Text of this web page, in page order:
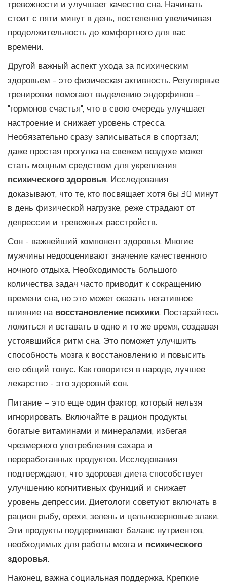
тревожности и улучшает качество сна. Начинать
стоит с пяти минут в день, постепенно увеличивая
продолжительность до комфортного для вас
времени.
Другой важный аспект ухода за психическим
здоровьем - это физическая активность. Регулярные
тренировки помогают выделению эндорфинов –
"гормонов счастья", что в свою очередь улучшает
настроение и снижает уровень стресса.
Необязательно сразу записываться в спортзал;
даже простая прогулка на свежем воздухе может
стать мощным средством для укрепления
психического здоровья. Исследования
доказывают, что те, кто посвящает хотя бы 30 минут
в день физической нагрузке, реже страдают от
депрессии и тревожных расстройств.
Сон - важнейший компонент здоровья. Многие
мужчины недооценивают значение качественного
ночного отдыха. Необходимость большого
количества задач часто приводит к сокращению
времени сна, но это может оказать негативное
влияние на восстановление психики. Постарайтесь
ложиться и вставать в одно и то же время, создавая
устоявшийся ритм сна. Это поможет улучшить
способность мозга к восстановлению и повысить
его общий тонус. Как говорится в народе, лучшее
лекарство - это здоровый сон.
Питание – это еще один фактор, который нельзя
игнорировать. Включайте в рацион продукты,
богатые витаминами и минералами, избегая
чрезмерного употребления сахара и
переработанных продуктов. Исследования
подтверждают, что здоровая диета способствует
улучшению когнитивных функций и снижает
уровень депрессии. Диетологи советуют включать в
рацион рыбу, орехи, зелень и цельнозерновые злаки.
Эти продукты поддерживают баланс нутриентов,
необходимых для работы мозга и психического
здоровья.
Наконец, важна социальная поддержка. Крепкие